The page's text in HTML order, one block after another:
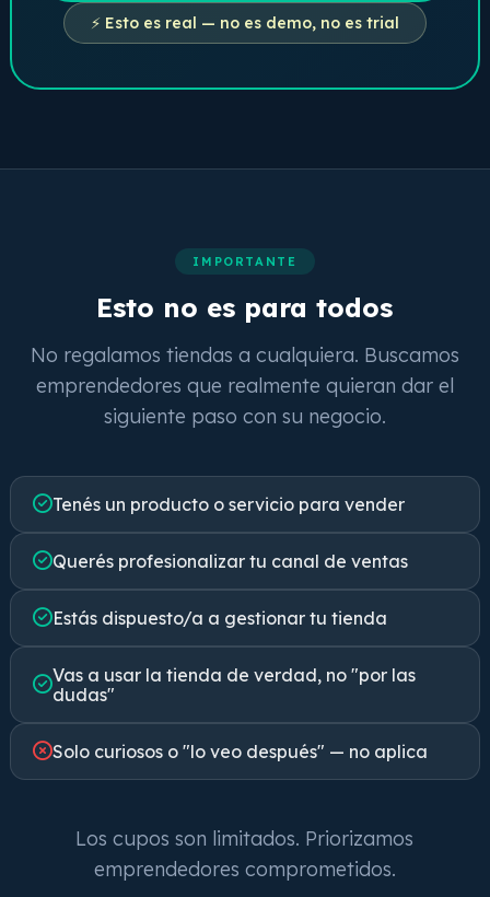
⚡ Esto es real — no es demo, no es trial
IMPORTANTE
Esto no es para todos
No regalamos tiendas a cualquiera. Buscamos
emprendedores que realmente quieran dar el
siguiente paso con su negocio.
Tenés un producto o servicio para vender
Querés profesionalizar tu canal de ventas
Estás dispuesto/a a gestionar tu tienda
Vas a usar la tienda de verdad, no "por las
dudas"
Solo curiosos o "lo veo después" — no aplica
Los cupos son limitados. Priorizamos
emprendedores comprometidos.